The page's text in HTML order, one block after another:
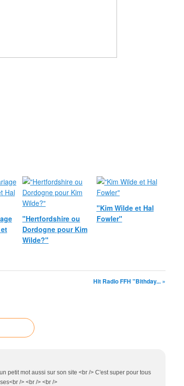
"Hertfordshire ou
Dordogne pour Kim
Wilde?"
"Kim Wilde et Hal
Fowler"
Hit Radio FFH "Bithday... »
petit mot aussi sur son site <br /> C'est super pour tous
/> <br /> <br />